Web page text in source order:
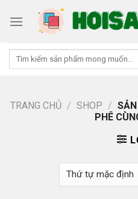
Tìm
TRANG CHỦ / SHOP /
PHÊ